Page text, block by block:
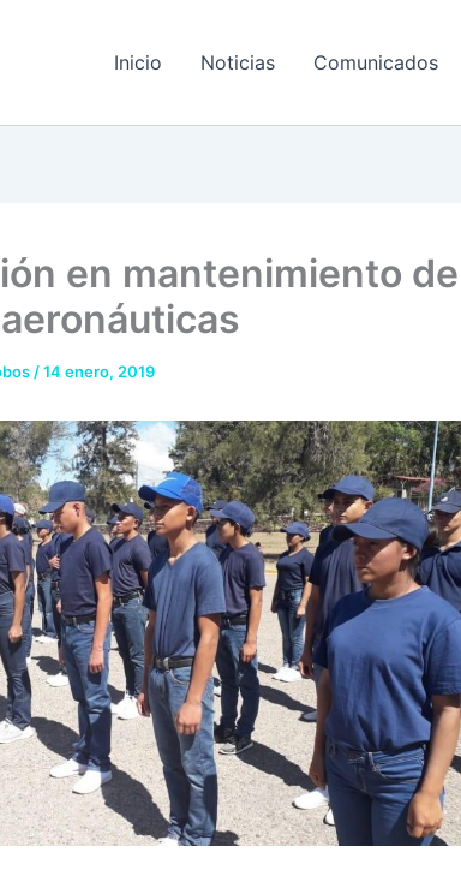
Inicio Noticias Comunicados
en mantenimiento de
/14 enero, 2019